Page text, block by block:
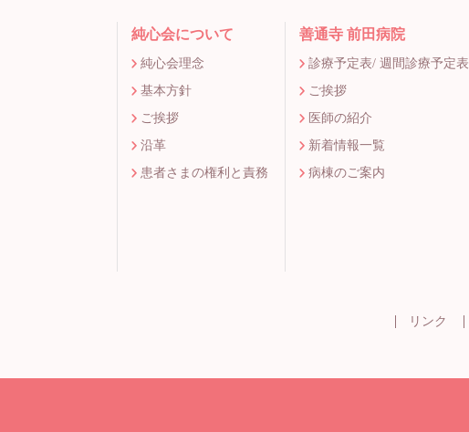
純心会について
純心会理念
基本方針
ご挨拶
沿革
患者さまの権利と責務
善通寺 前田病院
診療予定表/ 週間診療予定表
ご挨拶
医師の紹介
新着情報一覧
病棟のご案内
リンク